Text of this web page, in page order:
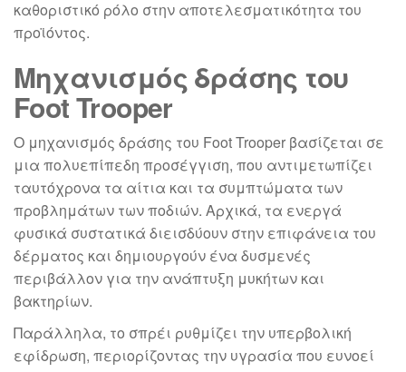
καθοριστικό ρόλο στην αποτελεσματικότητα του
προϊόντος.
Μηχανισμός δράσης του
Foot Trooper
Ο μηχανισμός δράσης του Foot Trooper βασίζεται σε
μια πολυεπίπεδη προσέγγιση, που αντιμετωπίζει
ταυτόχρονα τα αίτια και τα συμπτώματα των
προβλημάτων των ποδιών. Αρχικά, τα ενεργά
φυσικά συστατικά διεισδύουν στην επιφάνεια του
δέρματος και δημιουργούν ένα δυσμενές
περιβάλλον για την ανάπτυξη μυκήτων και
βακτηρίων.
Παράλληλα, το σπρέι ρυθμίζει την υπερβολική
εφίδρωση, περιορίζοντας την υγρασία που ευνοεί